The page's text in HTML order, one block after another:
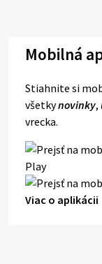
Mobilná
Stiahnite si
všetkynovinky,
vrecka.
Viac o aplikácii